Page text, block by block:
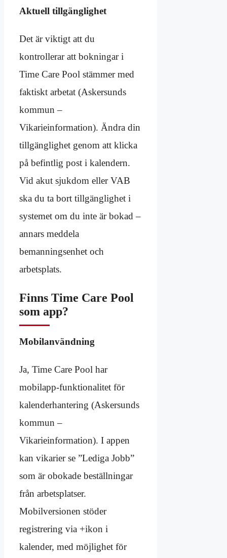
Aktuell tillgänglighet
Det är viktigt att du
kontrollerar att bokningar i
Time Care Pool stämmer med
faktiskt arbetat (Askersunds
kommun –
Vikarieinformation). Ändra din
tillgänglighet genom att klicka
på befintlig post i kalendern.
Vid akut sjukdom eller VAB
ska du ta bort tillgänglighet i
systemet om du inte är bokad –
annars meddela
bemanningsenhet och
arbetsplats.
Finns Time Care Pool
som app?
Mobilanvändning
Ja, Time Care Pool har
mobilapp-funktionalitet för
kalenderhantering (Askersunds
kommun –
Vikarieinformation). I appen
kan vikarier se ”Lediga Jobb”
som är obokade beställningar
från arbetsplatser.
Mobilversionen stöder
registrering via +ikon i
kalender, med möjlighet för